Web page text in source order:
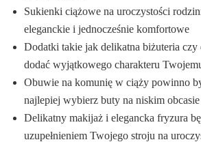
Sukienki ciążowe na uroczystości
eleganckie i jednocześnie komfortowe
Dodatki takie jak delikatna biżuteria czy
dodać wyjątkowego charakteru
Obuwie na komunię w ciąży powinno
najlepiej wybierz buty na niskim obcasie
Delikatny makijaż i elegancka fryzura
uzupełnieniem Twojego stroju na